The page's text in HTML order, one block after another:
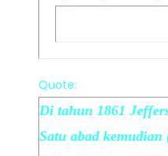
Quote:
Di tahun 1861
Satu abad kemudian